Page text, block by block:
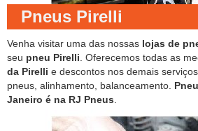
Pneus Pirelli
Venha visitar uma das nossas lojas de
seu pneu Pirelli . Oferecemos todas as
da Pirelli e descontos nos demais
pneus, alinhamento, balanceamento.
Janeiro é na RJ Pneus